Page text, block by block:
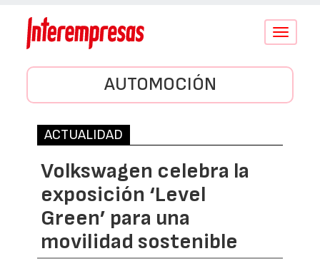
Conmutar
AUTOMOCIÓN
ACTUALIDAD
Volkswagen celebra la
exposición ‘Level
Green’ para una
movilidad sostenible